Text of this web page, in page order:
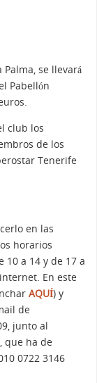
se llevará
Pabellón
club los
de los
Tenerife
en las
horarios
10 a 14 y de 17 a
En este
AQUÍ) y
de
junto al
que ha de
0722 3146